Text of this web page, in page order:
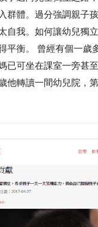
群體。過分強調親子
自我。如何讓幼兒獨
平衡。 曾經有個一歲
已可坐在課室一旁甚
他轉讀一間幼兒院，